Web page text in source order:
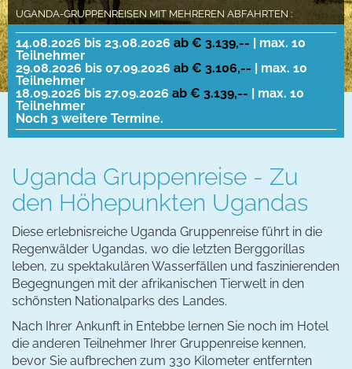
UGANDA-GRUPPENREISEN MIT MEHREREN ABFAHRTEN :
14.08.2026 bis 23.08.2026 ab € 3.139,-- | max. 10
Teilnehmer
29.08.2026 bis 07.09.2026 ab € 3.106,-- | max. 10
Teilnehmer
18.09.2026 bis 27.09.2026 ab € 3.139,-- | max. 10
Teilnehmer
Noch 3 weitere Termine.
Uganda Gruppenreise - Zu
den Höhepunkten Ugandas
Diese erlebnisreiche Uganda Gruppenreise führt in die
Regenwälder Ugandas, wo die letzten Berggorillas
leben, zu spektakulären Wasserfällen und faszinierenden
Begegnungen mit der afrikanischen Tierwelt in den
schönsten Nationalparks des Landes.
Nach Ihrer Ankunft in Entebbe lernen Sie noch im Hotel
die anderen Teilnehmer Ihrer Gruppenreise kennen,
bevor Sie aufbrechen zum 330 Kilometer entfernten